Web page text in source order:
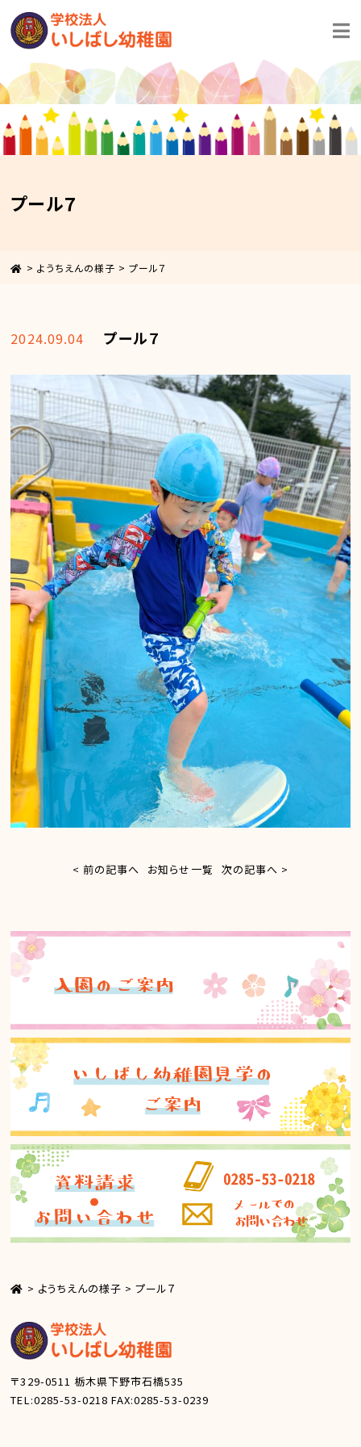
プール７
> ようちえんの様子 >プール７
2024.09.04 プール７
< 前の記事へ お知らせ一覧 次の記事へ >
> ようちえんの様子 >プール７
〒329-0511 栃木県下野市石橋535
TEL:0285-53-0218 FAX:0285-53-0239